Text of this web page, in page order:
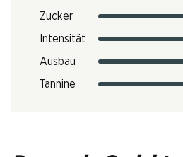
Zucker
Intensität
Ausbau
Tannine